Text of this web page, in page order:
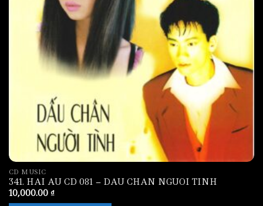
CD MUSIC
341. HAI AU CD 081 – DAU CHAN NGUOI TINH
10,000.00 ₫